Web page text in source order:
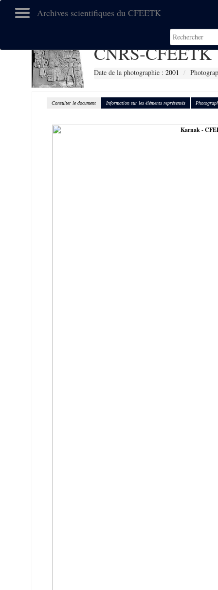
Archives scientifiques du CFEETK
CNRS-CFEETK
Date de la photographie :2001
Consulter le document Information sur les éléments représentés